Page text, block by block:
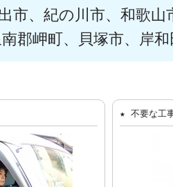
市、紀の川市、和歌山
郡岬町、貝塚市、岸
★ 不要な工